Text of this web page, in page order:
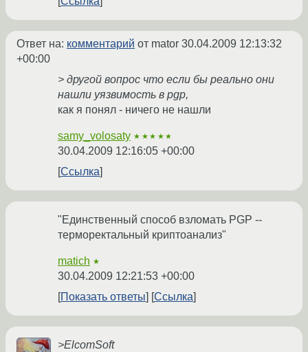
Ответ на: комментарий от mator 30.04.2009 12:13:32
+00:00
> другой вопрос что если бы реально они
нашли уязвимость в pgp,
как я понял - ничего не нашли
samy_volosaty ★★★★★
30.04.2009 12:16:05 +00:00
Ссылка
"Единственный способ взломать PGP --
терморектальный криптоанализ"
matich ★
30.04.2009 12:21:53 +00:00
Показать ответы
Ссылка
>ElcomSoft